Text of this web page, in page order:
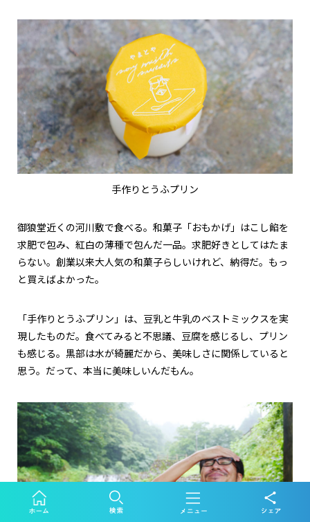
手作りとうふプリン
御狼堂近くの河川敷で食べる。和菓子「おもかげ」はこし餡を
求肥で包み、紅白の薄種で包んだ一品。求肥好きとしてはたま
らない。創業以来大人気の和菓子らしいけれど、納得だ。もっ
と買えばよかった。
「手作りとうふプリン」は、豆乳と牛乳のベストミックスを実
現したものだ。食べてみると不思議、豆腐を感じるし、プリン
も感じる。黒部は水が綺麗だから、美味しさに関係していると
思う。だって、本当に美味しいんだもん。